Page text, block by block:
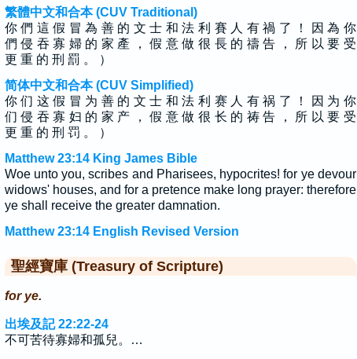
繁體中文和合本 (CUV Traditional)
你 們 這 假 冒 為 善 的 文 士 和 法 利 賽 人 有 禍 了 ！ 因 為 你
們 侵 吞 寡 婦 的 家 產 ， 假 意 做 很 長 的 禱 告 ， 所 以 要 受
更 重 的 刑 罰 。 ）
简体中文和合本 (CUV Simplified)
你 们 这 假 冒 为 善 的 文 士 和 法 利 赛 人 有 祸 了 ！ 因 为 你
们 侵 吞 寡 妇 的 家 产 ， 假 意 做 很 长 的 祷 告 ， 所 以 要 受
更 重 的 刑 罚 。 ）
Matthew 23:14 King James Bible
Woe unto you, scribes and Pharisees, hypocrites! for ye devour
widows' houses, and for a pretence make long prayer: therefore
ye shall receive the greater damnation.
Matthew 23:14 English Revised Version
聖經寶庫 (Treasury of Scripture)
for ye.
出埃及記 22:22-24
不可苦待寡婦和孤兒。…